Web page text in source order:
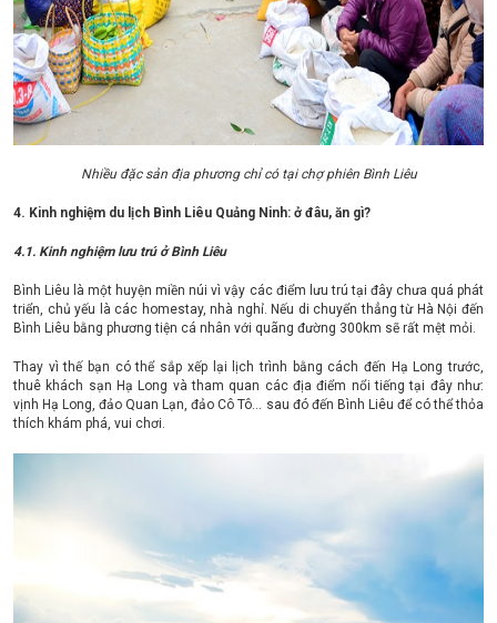
Nhiều đặc sản địa phương chỉ có tại chợ phiên Bình Liêu
4. Kinh nghiệm du lịch Bình Liêu Quảng Ninh: ở đâu, ăn gì?
4.1. Kinh nghiệm lưu trú ở Bình Liêu
Bình Liêu là một huyện miền núi vì vậy các điểm lưu trú tại đây chưa quá phát
triển, chủ yếu là các homestay, nhà nghỉ. Nếu di chuyển thẳng từ Hà Nội đến
Bình Liêu bằng phương tiện cá nhân với quãng đường 300km sẽ rất mệt mỏi.
Thay vì thế bạn có thể sắp xếp lại lịch trình bằng cách đến Hạ Long trước,
thuê khách sạn Hạ Long và tham quan các địa điểm nổi tiếng tại đây như:
vịnh Hạ Long, đảo Quan Lạn, đảo Cô Tô… sau đó đến Bình Liêu để có thể thỏa
thích khám phá, vui chơi.